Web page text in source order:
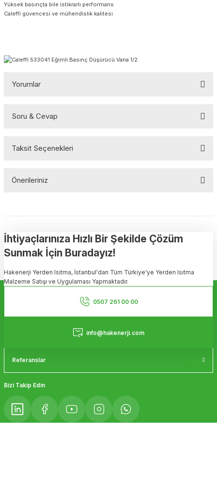
Yüksek basınçta bile istikrarlı performans
Caleffi güvencesi ve mühendislik kalitesi
Yorumlar
Soru & Cevap
Taksit Seçenekleri
Önerileriniz
Görüş ve önerileriniz için teşekkür ederiz.
Ürün resmi kalitesiz, bozuk veya görüntülenemiyor.
Ürün açıklamasında eksik bilgiler bulunuyor.
Ürün bilgilerinde hatalar bulunuyor.
Ürün fiyatı diğer sitelerden daha pahalı.
Bu ürüne benzer farklı alternatifler olmalı.
İhtiyaçlarınıza Hızlı Bir Şekilde Çözüm
Sunmak İçin Buradayız!
Hakenerji Yerden Isıtma, İstanbul'dan Tüm Türkiye'ye Yerden Isıtma
Malzeme Satışı ve Uygulaması Yapmaktadır.
0507 261 00 00
info@hakenerji.com
Referanslar
Bizi Takip Edin